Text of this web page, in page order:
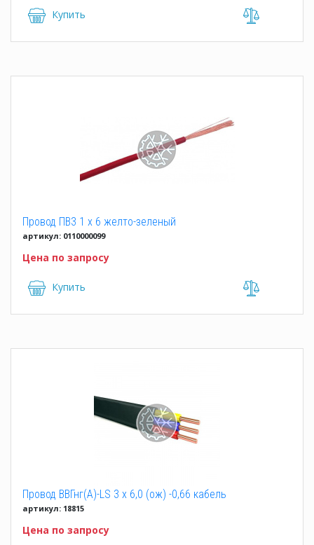
Купить
Провод ПВ3 1 x 6 желто-зеленый
артикул: 0110000099
Цена по запросу
Купить
Провод ВВГнг(А)-LS 3 x 6,0 (ож) -0,66 кабель
артикул: 18815
Цена по запросу